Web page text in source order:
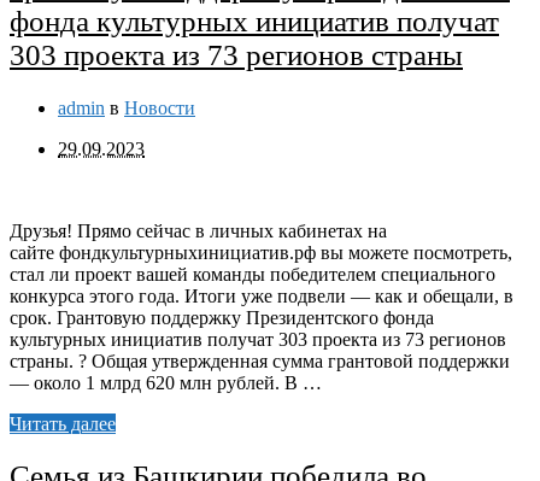
фонда культурных инициатив получат
303 проекта из 73 регионов страны
admin в Новости
29.09.2023
Друзья! Прямо сейчас в личных кабинетах на
сайте фондкультурныхинициатив.рф вы можете посмотреть,
стал ли проект вашей команды победителем специального
конкурса этого года. Итоги уже подвели — как и обещали, в
срок. Грантовую поддержку Президентского фонда
культурных инициатив получат 303 проекта из 73 регионов
страны. ? Общая утвержденная сумма грантовой поддержки
— около 1 млрд 620 млн рублей. В …
Читать далее